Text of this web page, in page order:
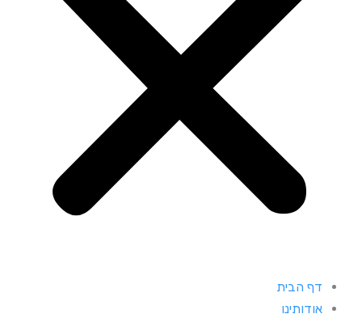
דף הבית
אודותינו